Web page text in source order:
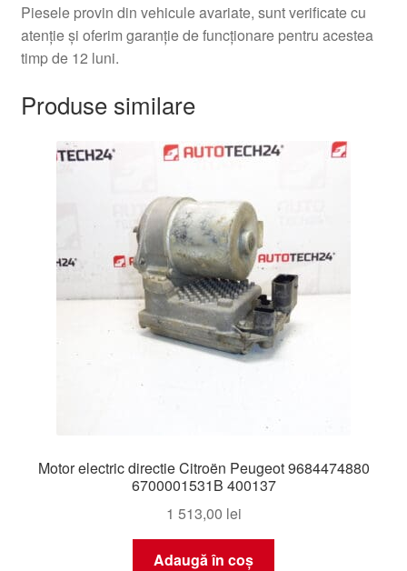
Piesele provin din vehicule avariate, sunt verificate cu
atenție și oferim garanție de funcționare pentru acestea
timp de 12 luni.
Produse similare
Motor electric directie Citroën Peugeot 9684474880
6700001531B 400137
1 513,00 lei
Adaugă în coș